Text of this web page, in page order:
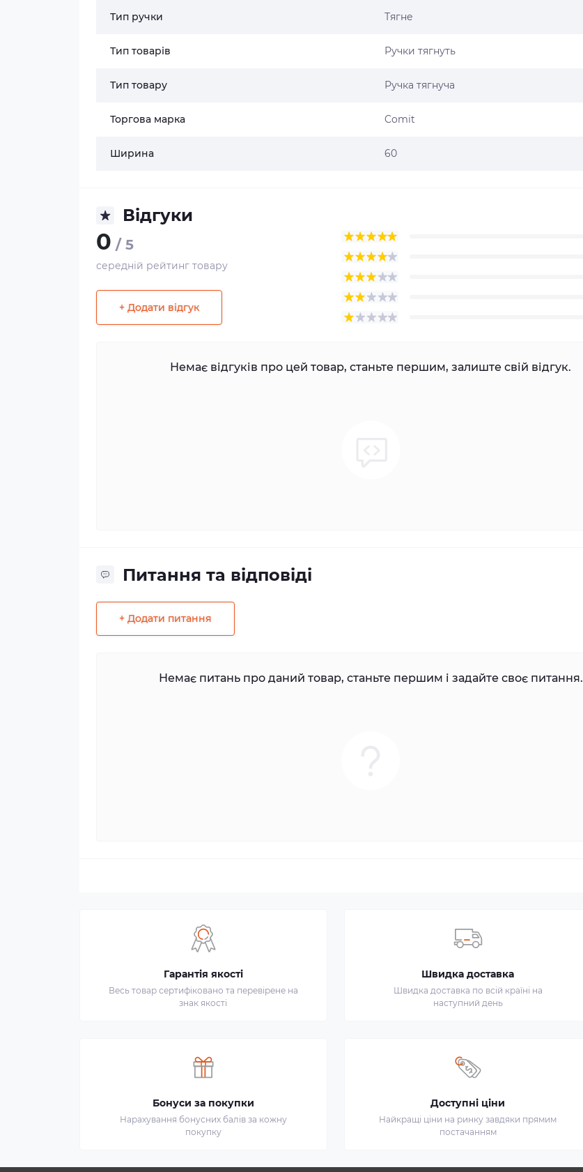
Тип ручки Тягне
Тип товарів Ручки тягнуть
Тип товару Ручка тягнуча
Торгова марка Comit
Ширина 60
Відгуки
0 / 5
середній рейтинг товару
+ Додати відгук
Немає відгуків про цей товар, станьте першим, залиште свій відгук.
Питання та відповіді
+ Додати питання
Немає питань про даний товар, станьте першим і задайте своє питання.
Гарантія якості
Весь товар сертифіковано та перевірене на
знак якості
Швидка доставка
Швидка доставка по всій країні на
наступний день
Бонуси за покупки
Нарахування бонусних балів за кожну
покупку
Доступні ціни
Найкращі ціни на ринку завдяки прямим
постачанням